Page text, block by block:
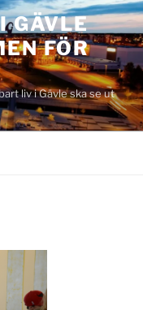
GÄVLE
FÖR
liv i Gävle ska se ut